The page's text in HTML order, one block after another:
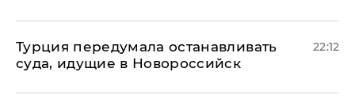
Турция передумала останавливать
суда, идущие в Новороссийск
22:12